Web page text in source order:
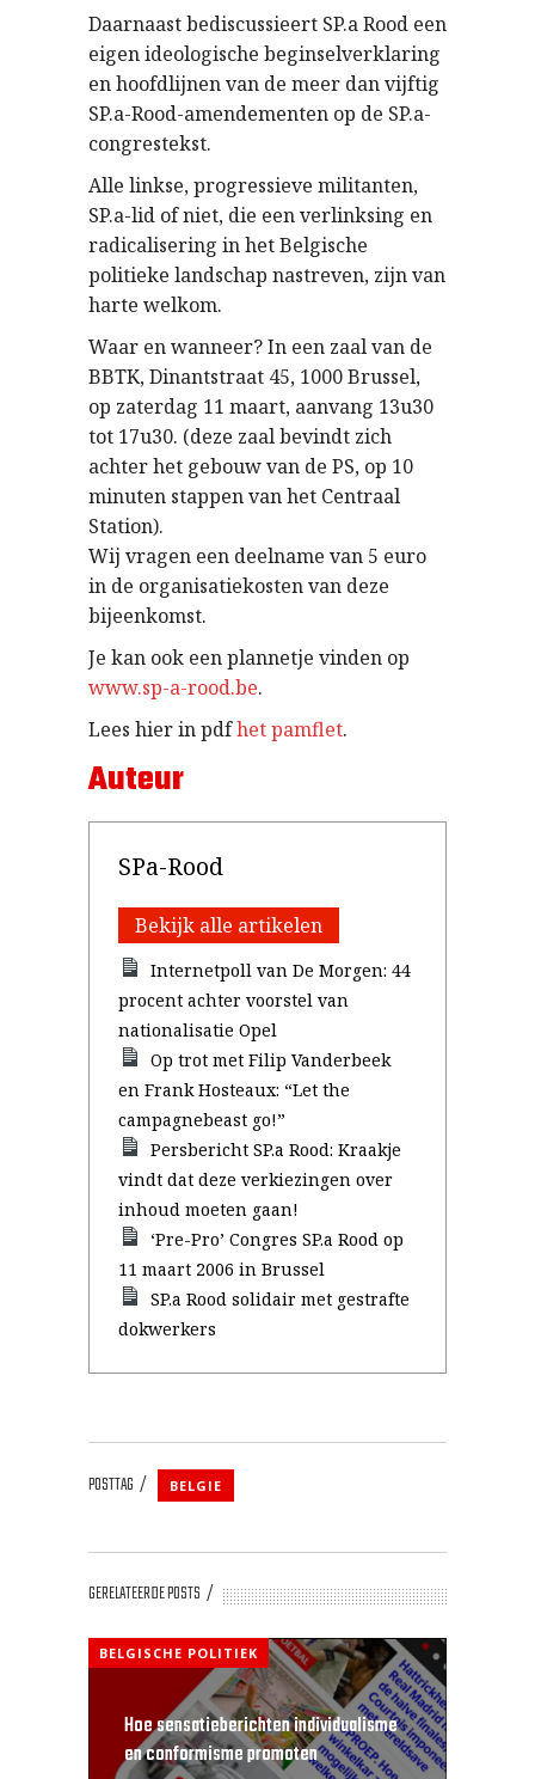
Daarnaast bediscussieert SP.a Rood een
eigen ideologische beginselverklaring
en hoofdlijnen van de meer dan vijftig
SP.a-Rood-amendementen op de SP.a-
congrestekst.
Alle linkse, progressieve militanten,
SP.a-lid of niet, die een verlinksing en
radicalisering in het Belgische
politieke landschap nastreven, zijn van
harte welkom.
Waar en wanneer? In een zaal van de
BBTK, Dinantstraat 45, 1000 Brussel,
op zaterdag 11 maart, aanvang 13u30
tot 17u30. (deze zaal bevindt zich
achter het gebouw van de PS, op 10
minuten stappen van het Centraal
Station).
Wij vragen een deelname van 5 euro
in de organisatiekosten van deze
bijeenkomst.
Je kan ook een plannetje vinden op
www.sp-a-rood.be.
Lees hier in pdfhet pamflet.
Auteur
SPa-Rood
Bekijk alle artikelen
Internetpoll van De Morgen: 44
procent achter voorstel van
nationalisatie Opel
Op trot met Filip Vanderbeek
en Frank Hosteaux: “Let the
campagnebeast go!”
Persbericht SP.a Rood: Kraakje
vindt dat deze verkiezingen over
inhoud moeten gaan!
‘Pre-Pro’ Congres SP.a Rood op
11 maart 2006 in Brussel
SP.a Rood solidair met gestrafte
dokwerkers
POSTTAG BELGIE
GERELATEERDE POSTS
BELGISCHE POLITIEK
Hoe sensatieberichten individualisme
en conformisme promoten